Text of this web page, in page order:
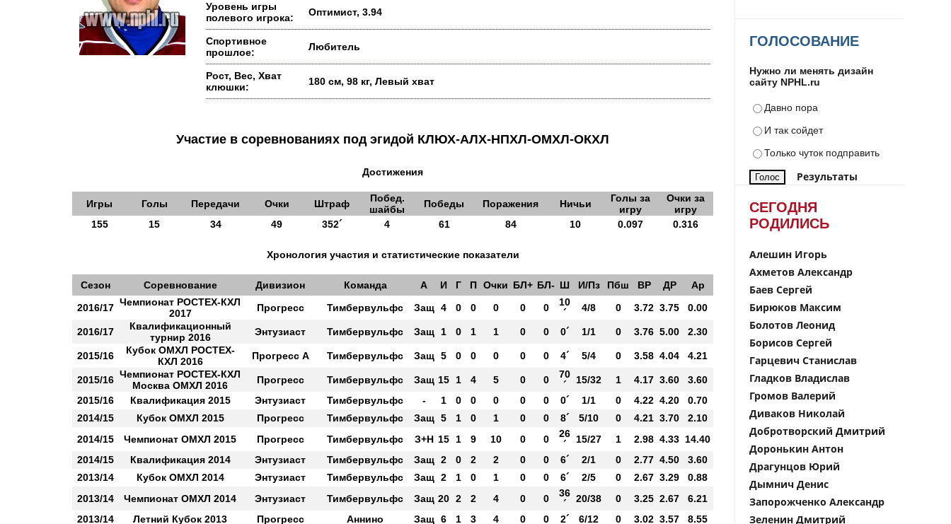
Уровень игры
полевого игрока:
Оптимист, 3.94
Спортивное
прошлое:
Любитель
Рост, Вес, Хват
клюшки:
180 см, 98 кг, Левый хват
Участие в соревнованиях под эгидой КЛЮХ-АЛХ-НПХЛ-ОМХЛ-ОКХЛ
Достижения
Игры Голы Передачи Очки Штраф
Побед.
шайбы
Победы Поражения Ничьи
Голы за
игру
Очки за
игру
155
15 34 49 352´ 4 61 84 10 0.097 0.316
Хронология участия и статистические показатели
Сезон Соревнование Дивизион Команда А И Г П Очки БЛ+ БЛ- Ш И/Пз Пбш ВР ДР
Ар
2016/17 Чемпионат РОСТЕХ-КХЛ
2017
Прогресс Тимбервульфс Защ 4 0 0 0 0 0
10
´
4/8 0 3.72 3.75 0.00
2016/17
Квалификационный
турнир 2016
Энтузиаст Тимбервульфс Защ 1 0 1 1 0 0 0´ 1/1 0 3.76 5.00 2.30
2015/16
Кубок ОМХЛ РОСТЕХ-
КХЛ 2016
Прогресс А Тимбервульфс Защ 5 0 0 0 0 0 4´ 5/4 0 3.58 4.04 4.21
2015/16 Чемпионат РОСТЕХ-КХЛ
Москва ОМХЛ 2016
Прогресс Тимбервульфс Защ 15 1 4 5 0 0
70
´
15/32 1 4.17 3.60
3.60
2015/16
Квалификация 2015 Энтузиаст Тимбервульфс - 1 0 0 0 0 0 0´ 1/1 0 4.22 4.20
0.70
2014/15
Кубок ОМХЛ 2015 Прогресс Тимбервульфс Защ 5 1 0 1 0 0 8´ 5/10 0 4.21 3.70
2.10
2014/15
Чемпионат ОМХЛ 2015 Прогресс Тимбервульфс З+Н 15 1 9 10 0 0
26
´
15/27 1 2.98 4.33 14.40
2014/15
Квалификация 2014 Энтузиаст Тимбервульфс Защ 2 0 2 2 0 0 6´ 2/1 0 2.77 4.50
3.60
2013/14
Кубок ОМХЛ 2014 Энтузиаст Тимбервульфс Защ 2 1 0 1 0 0 6´ 2/5 0 2.67 3.29
0.88
2013/14
Чемпионат ОМХЛ 2014 Энтузиаст Тимбервульфс Защ 20 2 2 4 0 0
36
´
20/38 0 3.25 2.67
6.21
2013/14
Летний Кубок 2013 Прогресс Аннино Защ 6 1 3 4 0 0 2´ 6/12 0 3.02 3.57
8.55
ГОЛОСОВАНИЕ
Нужно ли менять дизайн
сайту NPHL.ru
Давно пора
И так сойдет
Только чуток подправить
Результаты
СЕГОДНЯ
РОДИЛИСЬ
Алешин Игорь
Ахметов Александр
Баев Сергей
Бирюков Максим
Болотов Леонид
Борисов Сергей
Гарцевич Станислав
Гладков Владислав
Громов Валерий
Диваков Николай
Добротворский Дмитрий
Доронькин Антон
Драгунцов Юрий
Дымнич Денис
Запорожченко Александр
Зеленин Дмитрий